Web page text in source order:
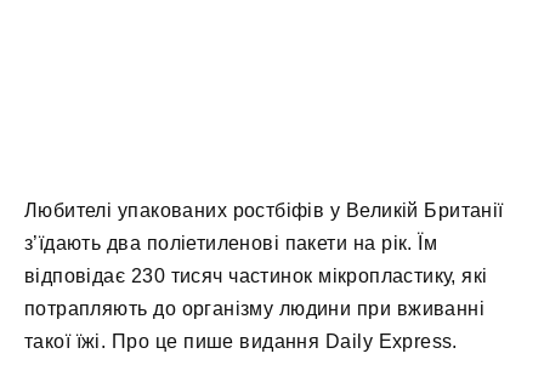
Любителі упакованих ростбіфів у Великій Британії
з’їдають два поліетиленові пакети на рік. Їм
відповідає 230 тисяч частинок мікропластику, які
потрапляють до організму людини при вживанні
такої їжі. Про це пише видання Daily Express.